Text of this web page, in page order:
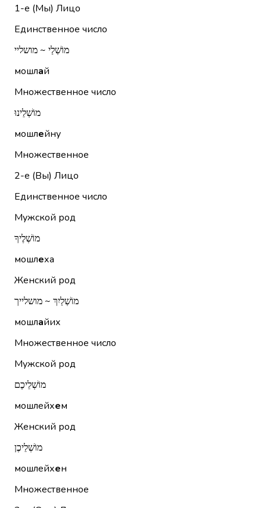
1-е (Мы) Лицо
Единственное число
מוֹשְׁלַי ~ מושליי
мошлай
Множественное число
מוֹשְׁלֵינוּ
мошлейну
Множественное
2-е (Вы) Лицо
Единственное число
Мужской род
מוֹשְׁלֶיךָ
мошлеха
Женский род
מוֹשְׁלַיִךְ ~ מושלייך
мошлайих
Множественное число
Мужской род
מוֹשְׁלֵיכֶם
мошлейхем
Женский род
מוֹשְׁלֵיכֶן
мошлейхен
Множественное